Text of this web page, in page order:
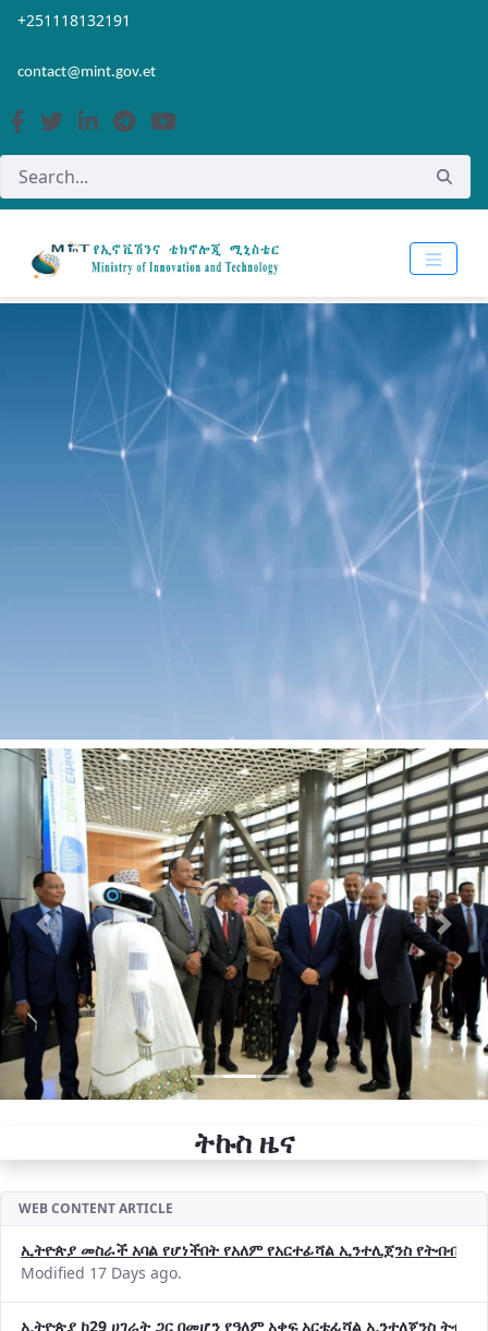
Skip to Main Content
Open Accessibility Menu
+251118132191
contact@mint.gov.et
Previous Next
ትኩስ ዜና
WEB CONTENT ARTICLE
ኢትዮጵያ መስራች አባል የሆነችበት የአለም የአርተፊሻል ኢንተሊጀንስ የትብብር
Modified 17 Days ago.
ኢትዮጵያ ከ29 ሀገራት ጋር በመሆን የዓለም አቀፍ አርቴፊሻል ኢንተለጀንስ